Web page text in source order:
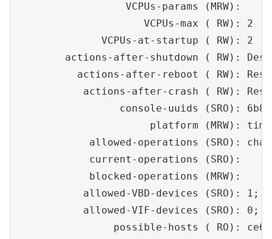
                  VCPUs-params (MRW):
                     VCPUs-max ( RW): 2
              VCPUs-at-startup ( RW): 2
actions-after-shutdown ( RW):
actions-after-reboot ( RW):
actions-after-crash ( RW):
console-uuids (SRO):
platform (MRW):
allowed-operations (SRO):
            current-operations (SRO):
            blocked-operations (MRW):
allowed-VBD-devices (SRO): 1;
allowed-VIF-devices (SRO): 0;
possible-hosts ( RO):